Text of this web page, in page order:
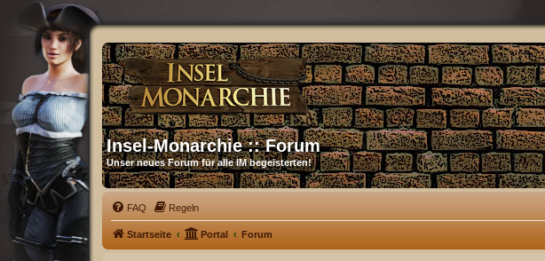
Insel-Monarchie :: Forum
Unser neues Forum für alle IM begeisterten!
FAQ Regeln
Startseite Portal Forum